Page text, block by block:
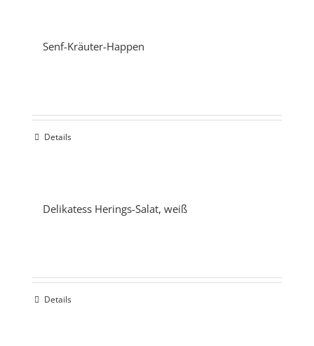
Senf-Kräuter-Happen
Details
Delikatess Herings-Salat, weiß
Details